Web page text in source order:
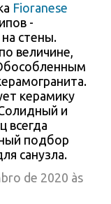
Fioranese
-
стены.
величине,
керамику
и
всегда
подбор
санузла.
de 2020 às